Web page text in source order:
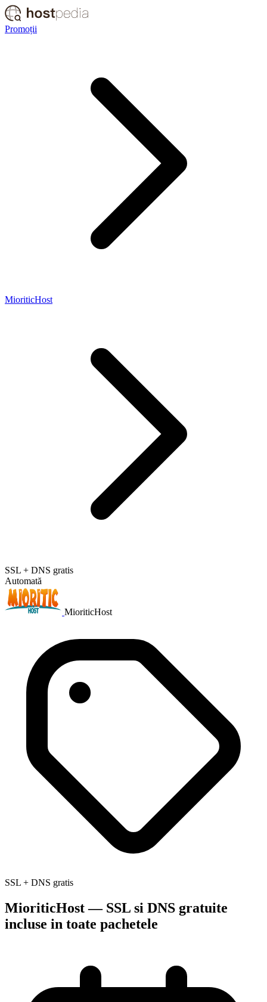
Promoții
MioriticHost
SSL + DNS gratis
Automată
MioriticHost
SSL + DNS gratis
MioriticHost — SSL si DNS gratuite
incluse in toate pachetele